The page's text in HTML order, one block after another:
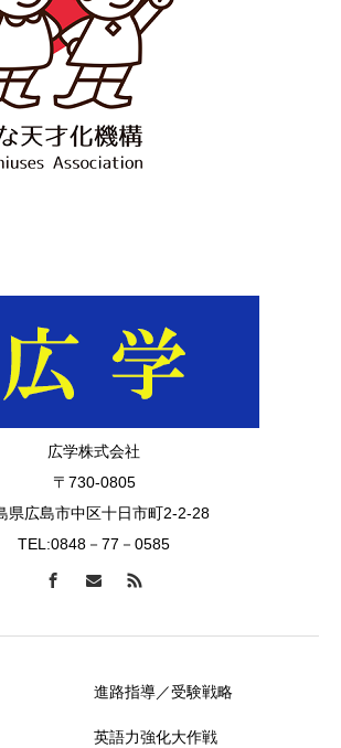
広学株式会社
〒730-0805
県広島市中区十日市町2-2-28
TEL:0848－77－0585
進路指導／受験戦略
英語力強化大作戦